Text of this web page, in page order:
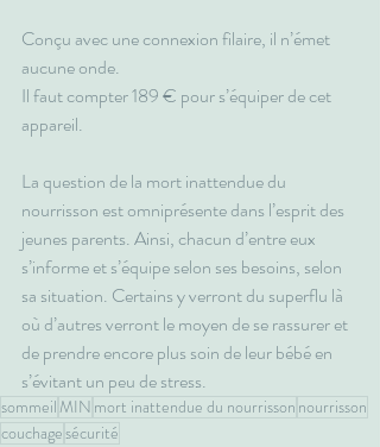
Conçu avec une connexion filaire, il n’émet
aucune onde.
Il faut compter 189 € pour s’équiper de cet
appareil.
La question de la mort inattendue du
nourrisson est omniprésente dans l’esprit des
jeunes parents. Ainsi, chacun d’entre eux
s’informe et s’équipe selon ses besoins, selon
sa situation. Certains y verront du superflu là
où d’autres verront le moyen de se rassurer et
de prendre encore plus soin de leur bébé en
s’évitant un peu de stress.
sommeil MIN mort inattendue du nourrisson nourrisson
couchagesécurité